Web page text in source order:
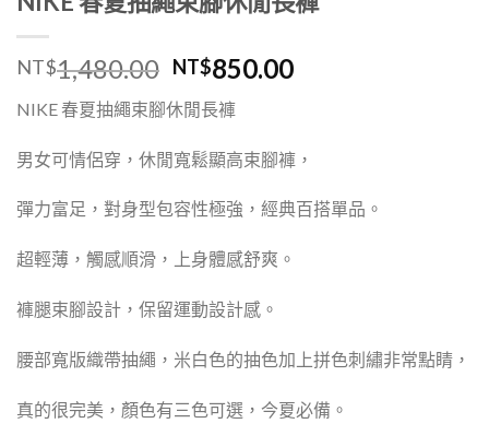
NT$1,480.00 NT$850.00
NIKE 春夏抽繩束腳休閒長褲
男女可情侶穿，休閒寬鬆顯高束腳褲，
彈力富足，對身型包容性極強，經典百搭單品。
超輕薄，觸感順滑，上身體感舒爽。
褲腿束腳設計，保留運動設計感。
腰部寬版織帶抽繩，米白色的抽色加上拼色刺繡非常點睛，
真的很完美，顏色有三色可選，今夏必備。